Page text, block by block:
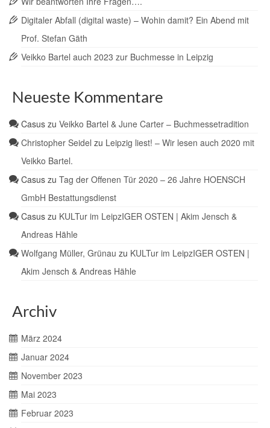
Digitaler Abfall (digital waste) – Wohin damit? Ein Abend mit
Prof. Stefan Gäth
Veikko Bartel auch 2023 zur Buchmesse in Leipzig
Neueste Kommentare
Casus zu Veikko Bartel & June Carter – Buchmessetradition
Christopher Seidel zu Leipzig liest! – Wir lesen auch 2020 mit
Veikko Bartel.
Casus zu Tag der Offenen Tür 2020 – 26 Jahre HOENSCH
GmbH Bestattungsdienst
Casus zu KULTur im LeipzIGER OSTEN | Akim Jensch &
Andreas Hähle
Wolfgang Müller, Grünau zu KULTur im LeipzIGER OSTEN |
Akim Jensch & Andreas Hähle
Archiv
März 2024
Januar 2024
November 2023
Mai 2023
Februar 2023